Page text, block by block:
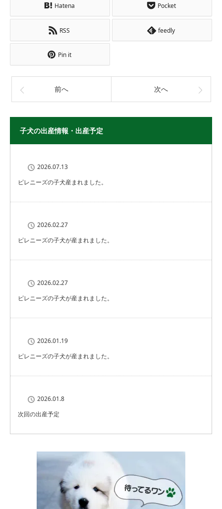
Hatena Pocket
RSS feedly
Pin it
前へ 次へ
子犬の出産情報・出産予定
2026.07.13
ピレニーズの子犬産まれました。
2026.02.27
ピレニーズの子犬が産まれました。
2026.02.27
ピレニーズの子犬が産まれました。
2026.01.19
ピレニーズの子犬が産まれました。
2026.01.8
次回の出産予定